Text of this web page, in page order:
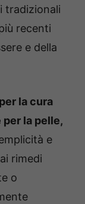
tradizionali
recenti
e della
la cura
la pelle,
e
rimedi
o